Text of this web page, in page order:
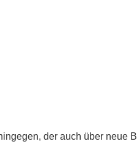
der auch über neue